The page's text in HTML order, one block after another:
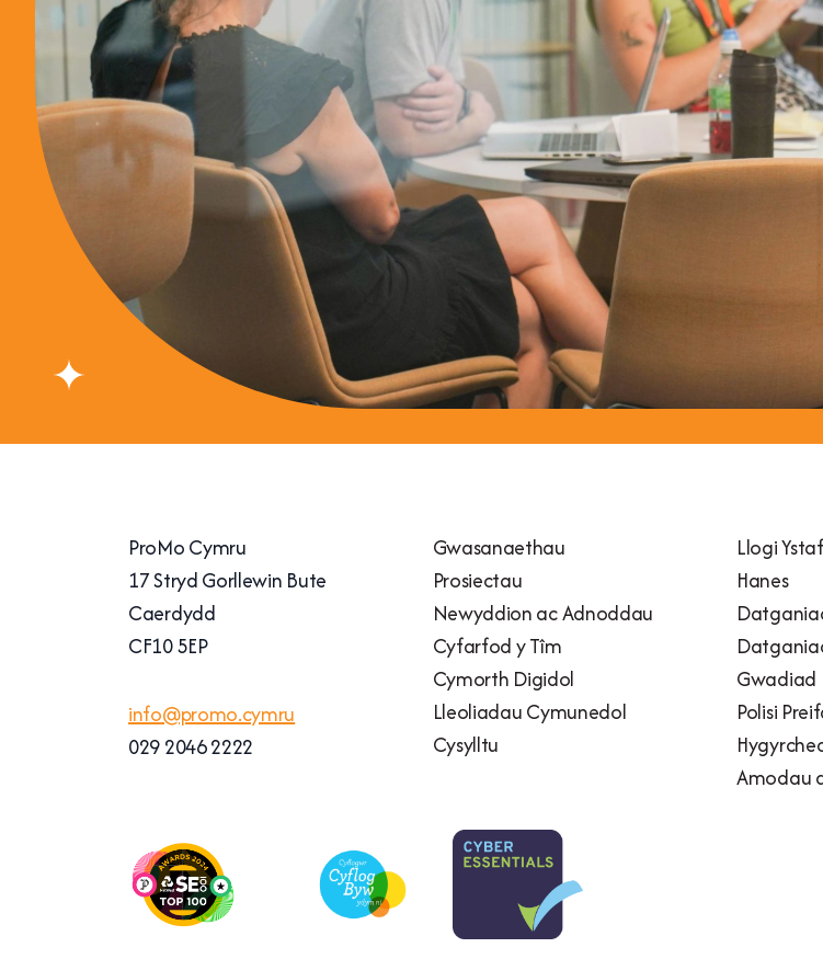
ProMo Cymru
17 Stryd Gorllewin Bute
Caerdydd
CF10 5EP
info@promo.cymru
029 2046 2222
Gwasanaethau
Prosiectau
Newyddion ac Adnoddau
Cyfarfod y Tîm
Cymorth Digidol
Lleoliadau Cymunedol
Cysylltu
Llogi
Hanes
Gwadiad
Polisi
Amodau